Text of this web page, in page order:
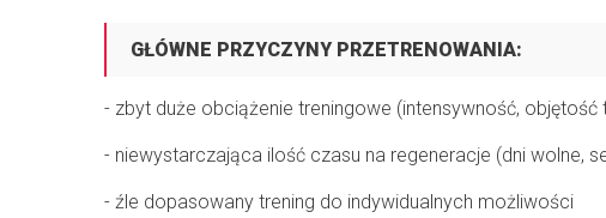
GŁÓWNE PRZYCZYNY PRZETRENOWANIA:
- zbyt duże obciążenie treningowe (intensywność, objętość
- niewystarczająca ilość czasu na regeneracje (dni wolne,
- źle dopasowany trening do indywidualnych możliwości